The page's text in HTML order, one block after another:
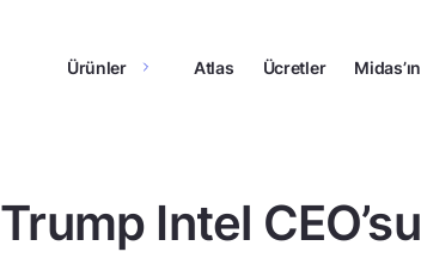
Ürünler Atlas Ücretler
Trump Intel